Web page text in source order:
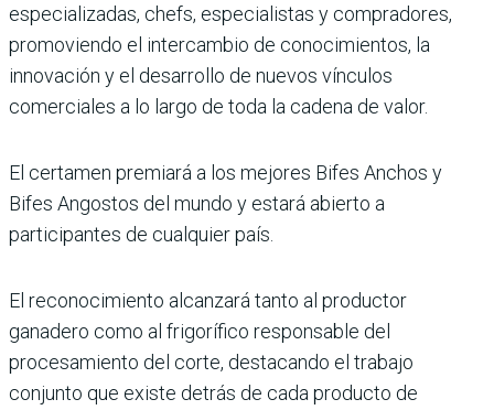
especializadas, chefs, especialistas y compradores,
promoviendo el intercambio de conocimientos, la
innovación y el desarrollo de nuevos vínculos
comerciales a lo largo de toda la cadena de valor.
El certamen premiará a los mejores Bifes Anchos y
Bifes Angostos del mundo y estará abierto a
participantes de cualquier país.
El reconocimiento alcanzará tanto al productor
ganadero como al frigorífico responsable del
procesamiento del corte, destacando el trabajo
conjunto que existe detrás de cada producto de